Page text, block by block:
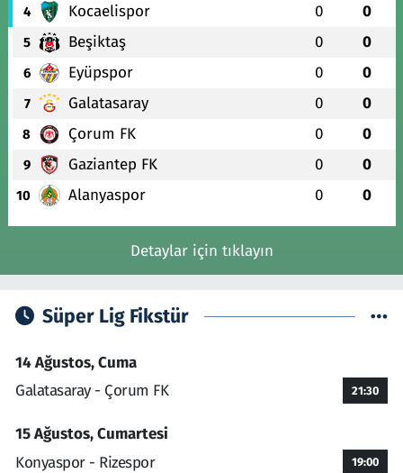
4 Kocaelispor 0 0
5 Beşiktaş 0 0
6 Eyüpspor 0 0
7 Galatasaray 0 0
8 Çorum FK 0 0
9 Gaziantep FK 0 0
10 Alanyaspor 0 0
Detaylar için tıklayın
Süper Lig Fikstür
14 Ağustos, Cuma
Galatasaray - Çorum FK
21:30
15 Ağustos, Cumartesi
Konyaspor - Rizespor
19:00